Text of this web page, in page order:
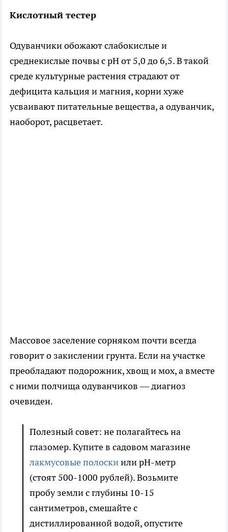
Кислотный тестер
Одуванчики обожают слабокислые и
среднекислые почвы с pH от 5,0 до 6,5. В такой
среде культурные растения страдают от
дефицита кальция и магния, корни хуже
усваивают питательные вещества, а одуванчик,
наоборот, расцветает.
Массовое заселение сорняком почти всегда
говорит о закислении грунта. Если на участке
преобладают подорожник, хвощ и мох, а вместе
с ними полчища одуванчиков — диагноз
очевиден.
Полезный совет: не полагайтесь на
глазомер. Купите в садовом магазине
лакмусовые полоскиили pH-метр
(стоят 500-1000 рублей). Возьмите
пробу земли с глубины 10-15
сантиметров, смешайте с
дистиллированной водой, опустите